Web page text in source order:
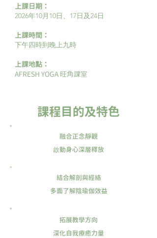
上課日期：
2026年10月10日、17日及24日
上課時間：
下午四時到晚上九時
上課地點：
​AFRESH YOGA 旺角課室
課程目的及特色
融合正念靜觀
啟動身心深層釋放
結合解剖與經絡
多面了解陰瑜伽效益
拓展教學方向
深化自我療癒力量